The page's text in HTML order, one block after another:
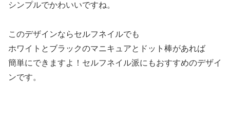
シンプルでかわいいですね。
このデザインならセルフネイルでも
ホワイトとブラックのマニキュアとドット棒があれば
簡単にできますよ！セルフネイル派にもおすすめのデザイ
ンです。